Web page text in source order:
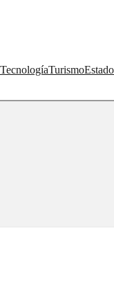
TecnologíaTurismo